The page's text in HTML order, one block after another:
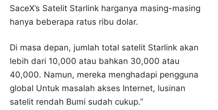
SaceX’s Satelit Starlink harganya masing-masing
hanya beberapa ratus ribu dolar.
Di masa depan, jumlah total satelit Starlink akan
lebih dari 10,000 atau bahkan 30,000 atau
40,000. Namun, mereka menghadapi pengguna
global Untuk masalah akses Internet, lusinan
satelit rendah Bumi sudah cukup.”